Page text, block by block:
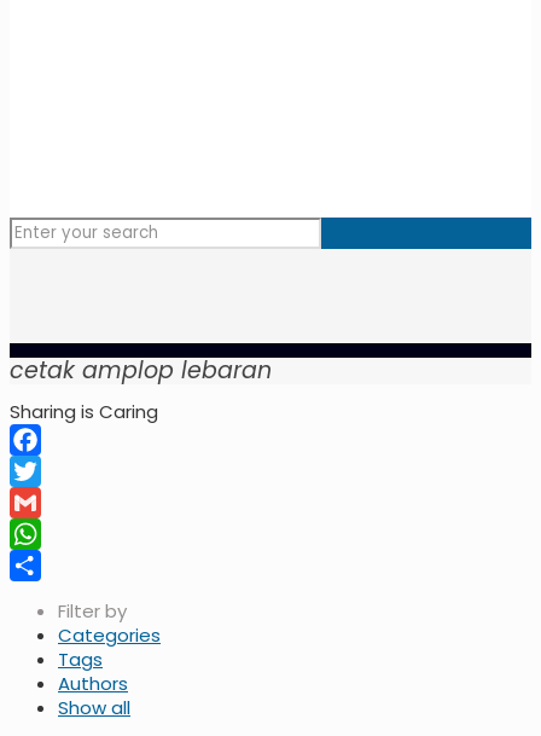
cetak amplop lebaran
Sharing is Caring
Facebook
Twitter
Gmail
WhatsApp
Filter by
Categories
Tags
Authors
Show all